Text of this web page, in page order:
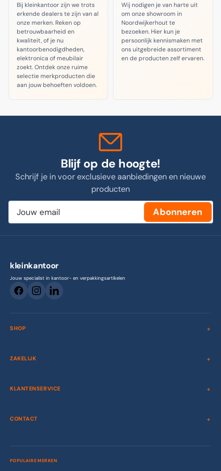
Bij kleinkantoor zijn we trots
erkende dealers te zijn van al
onze merken. Reken op
betrouwbaarheid en
kwaliteit, of je nu
kantoorbenodigdheden,
elektronica of meubilair
zoekt. Ontdek onze ruime
selectie merkproducten die
aan jouw behoeften voldoen.
Wij nodigen je van harte uit
om onze showroom in
Noordwijkerhout te
bezoeken. Hier kun je
persoonlijk kennismaken met
ons uitgebreide assortiment
en de producten zelf ervaren.
Blijf op de hoogte!
Schrijf je in voor exclusieve aanbiedingen en nieuwe
producten
Jouw
email
Abonneren
kleinkantoor
Jouw specialist in kantoor- en verpakkingsartikelen
SHOP
ZAKELIJK
KLANTENSERVICE
CONTACT
POPULAIRE MERKEN